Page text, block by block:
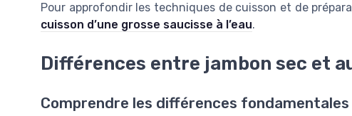
Pour approfondir les techniques de cuisson et de
cuisson d’une grosse saucisse à l’eau.
Différences entre jambon sec et
Comprendre les différences fondamentales